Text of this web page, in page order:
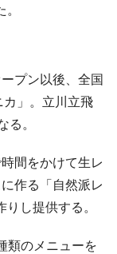
プン以後、全国
」。立川立飛
。
間をかけて生レ
作る「自然派レ
し提供する。
類のメニューを